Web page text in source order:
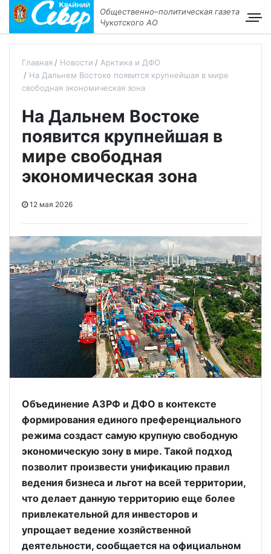
Общественно–политическая газета
Чукотского АО
Главная Новости
Арктика и ДФО
На Дальнем Востоке появится крупнейшая в мире
свободная экономическая зона
На Дальнем Востоке
появится крупнейшая в
мире свободная
экономическая зона
12 мая 2026
Объединение АЗРФ и ДФО в контексте
формирования единого преференциального
режима создаст самую крупную свободную
экономическую зону в мире. Такой подход
позволит произвести унификацию правил
ведения бизнеса и льгот на всей территории,
что делает данную территорию еще более
привлекательной для инвесторов и
упрощает ведение хозяйственной
деятельности, сообщается на официальном